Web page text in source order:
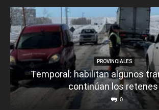
PROVINCIALES
Temporal: habilitan algunos
continúan los
0